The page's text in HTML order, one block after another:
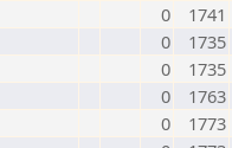
0
1741
0
1735
0
1735
0
1763
0
1773